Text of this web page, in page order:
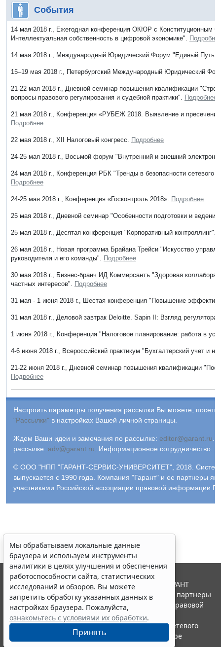
События
14 мая 2018 г., Ежегодная конференция ОКЮР с Конституционным
Интеллектуальная собственность в цифровой экономике".
14 мая 2018 г., Международный Юридический Форум "Единый Путь:
15–19 мая 2018 г., Петербургский Международный Юридический
21-22 мая 2018 г., Дневной семинар повышения квалификации
вопросы правового регулирования и судебной практики". Подробнее
21 мая 2018 г., Конференция «РУБЕЖ 2018. Выявление и
Подробнее
22 мая 2018 г., XII Налоговый конгресс. Подробнее
24-25 мая 2018 г., Восьмой форум "Внутренний и внешний
24 мая 2018 г., Конференция РБК "Тренды в безопасности сетевого
Подробнее
24-25 мая 2018 г., Конференция «Госконтроль 2018». Подробнее
25 мая 2018 г., Дневной семинар "Особенности подготовки и
25 мая 2018 г., Десятая конференция "Корпоративный контроллинг".
26 мая 2018 г., Новая программа Брайана Трейси "Искусство
руководителя и его команды". Подробнее
30 мая 2018 г., Бизнес-бранч ИД Коммерсантъ "Здоровая
частных интересов". Подробнее
31 мая - 1 июня 2018 г., Шестая конференция "Повышение
31 мая 2018 г., Деловой завтрак Deloitte. Sapin II: Взгляд
1 июня 2018 г., Конференция "Налоговое планирование: работа в
4-6 июня 2018 г., Всероссийский практикум "Бухгалтерский учет и
21-22 июня 2018 г., Дневной семинар повышения квалификации
Подробнее
Настроить параметры получения рассылки Вы можете,
"Рассылки" в настройках Вашей личной страницы.
Ждем Ваши идеи и замечания по рассылке: editor@garant.ru.
рассылке: adv@garant.ru. Информационное сотрудничество:
© ООО "НПП "ГАРАНТ-СЕРВИС-УНИВЕРСИТЕТ", 2018.
выпускается с 1990 года. Компания "Гарант" и ее партнеры
участниками Российской ассоциации правовой информации
Мы обрабатываем локальные данные
браузера и используем инструменты
аналитики в целях улучшения и обеспечения
работоспособности сайта, статистических
исследований и обзоров. Вы можете
запретить обработку указанных данных в
настройках браузера. Пожалуйста,
ознакомьтесь с условиями их обработки.
Принять
© ООО "НПП "ГАРАНТ-СЕРВИС", 2026. Система ГАРАНТ
выпускается с 1990 года. Компания "Гарант" и ее партнеры
являются участниками Российской ассоциации правовой
информации ГАРАНТ.
Портал ГАРАНТ.РУ зарегистрирован в качестве сетевого
издания Федеральной службой по надзору в сфере